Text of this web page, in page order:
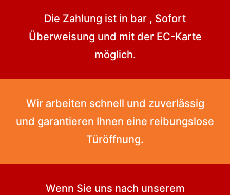
Die Zahlung ist in bar , Sofort
Überweisung und mit der EC-Karte
möglich.
Wir arbeiten schnell und zuverlässig
und garantieren Ihnen eine reibungslose
Türöffnung.
Wenn Sie uns nach unserem